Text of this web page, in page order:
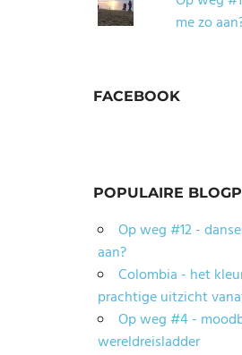
me zo
FACEBOOK
POPULAIRE
Op weg #12 -
aan?
Colombia - het
prachtige uitzicht
Op weg #4 -
wereldreisladder